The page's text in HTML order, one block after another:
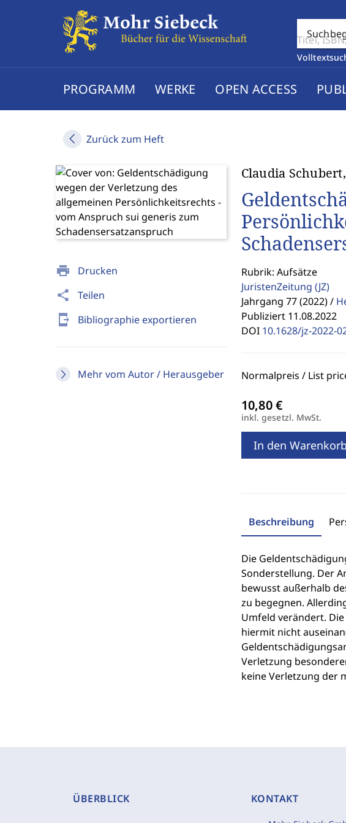
PROGRAMM WERKE OPEN ACCESS
Zurück zum Heft
print Drucken
share Teilen
send_to_mobile Bibliographie exportieren
Mehr vom Autor / Herausgeber
Claudia
Rubrik: Aufsätze
JuristenZeitung (JZ)
Jahrgang 77 (2022) /
Publiziert 11.08.2022
DOI 10.1628/jz-2022-
Normalpreis / List
inkl. gesetzl. MwSt.
In den Warenkorb
Beschreibung
Die
Sonderstellung. Der
bewusst außerhalb
zu begegnen.
Umfeld verändert.
hiermit nicht
Verletzung
keine Verletzung der
ÜBERBLICK KONTAKT